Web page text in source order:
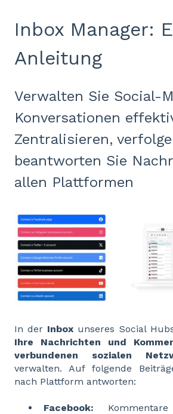
Inbox Manager:
Anleitung
Verwalten Sie Social-
Konversationen
Zentralisieren,
beantworten Sie
allen Plattformen
In der Inbox unseres Social
Ihre Nachrichten und
verbundenen sozialen
verwalten. Auf folgende
nach Plattform antworten:
Facebook: